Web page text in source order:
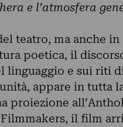
e l’atmosfera
teatro, ma anche
poetica, il
linguaggio e sui riti
appare in tutta
proiezione
il film